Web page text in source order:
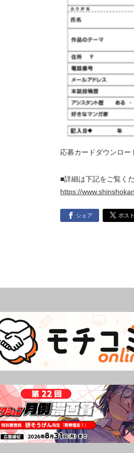
応募カードダウンロー
■詳細は下記をご覧く
https://
シェア ポスト